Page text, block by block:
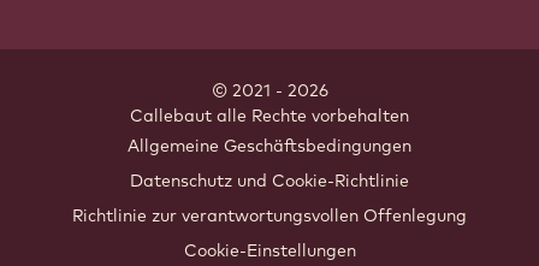
© 2021 - 2026
Callebaut alle Rechte vorbehalten
navigation
Allgemeine Geschäftsbedingungen
Datenschutz und Cookie-Richtlinie
Richtlinie zur verantwortungsvollen Offenlegung
Cookie-Einstellungen